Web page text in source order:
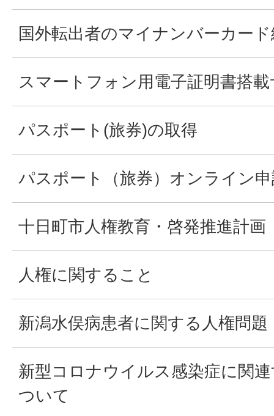
国外転出者のマイナンバーカー
スマートフォン用電子証明書搭
パスポート(旅券)の取得
パスポート（旅券）オンライン
十日町市人権教育・啓発推進計画
人権に関すること
新潟水俣病患者に関する人権問題
新型コロナウイルス感染症に関
ついて